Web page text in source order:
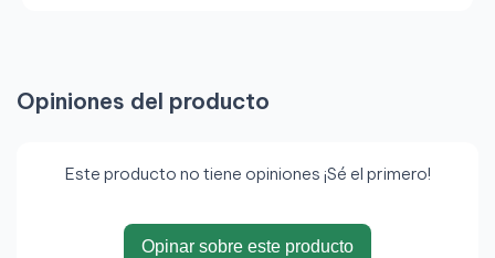
Opiniones del producto
Este producto no tiene opiniones ¡Sé el primero!
Opinar sobre este producto